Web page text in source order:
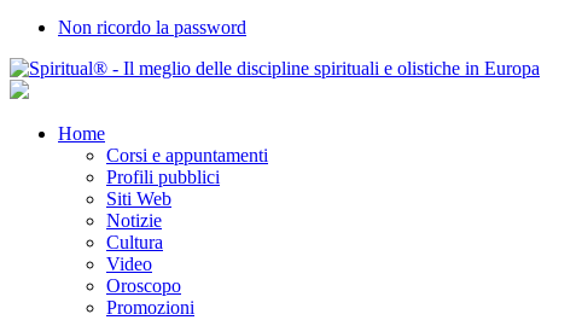
Non ricordo la password
Home
Corsi e appuntamenti
Profili pubblici
Siti Web
Notizie
Cultura
Video
Oroscopo
Promozioni